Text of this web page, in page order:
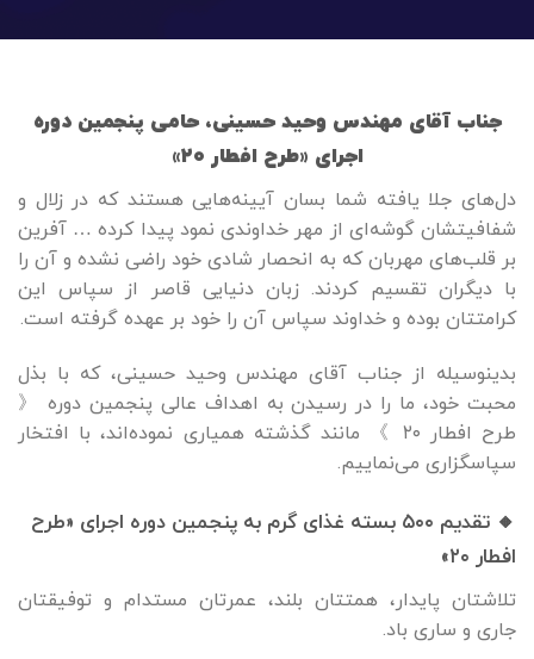
جناب آقای مهندس وحید حسینی، حامی پنجمین دوره
اجرای «طرح افطار ۲۰»
دل‌های جلا یافته شما بسان آیینه‌هایی هستند که در زلال و
شفافیتشان گوشه‌ای از مهر خداوندی نمود پیدا کرده … آفرین
بر قلب‌های مهربان که به انحصار شادی خود راضی نشده و آن را
با دیگران تقسیم کردند. زبان دنیایی قاصر از سپاس این
کرامتتان بوده و خداوند سپاس آن را خود بر عهده گرفته است.
بدینوسیله از جناب آقای مهندس وحید حسینی، که با بذل
محبت خود، ما را در رسیدن به اهداف عالی پنجمین دوره 《
طرح افطار ۲۰ 》 مانند گذشته همیاری نموده‌اند، با افتخار
سپاسگزاری می‌نماییم.
🔸 تقدیم
۵۰۰ بسته غذای گرم به پنجمین دوره اجرای «طرح
افطار ۲۰»
تلاشتان پایدار، همتتان بلند، عمرتان مستدام و توفیقتان
جاری و ساری باد.